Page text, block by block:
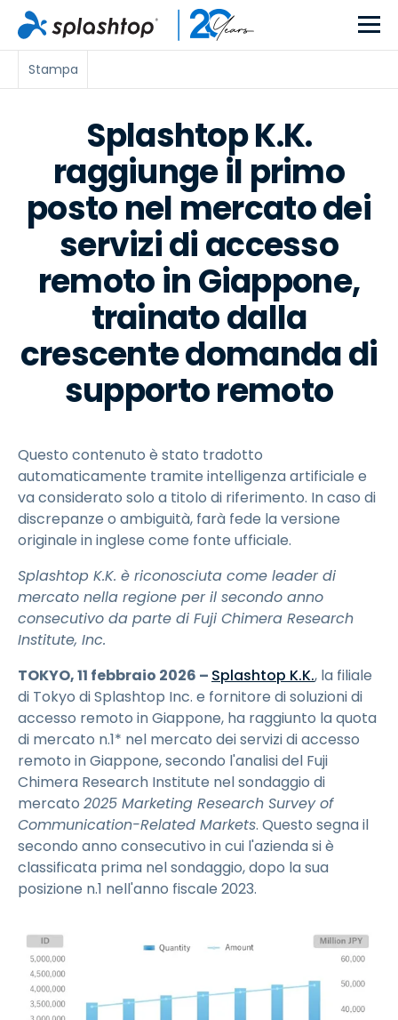
Stampa
Splashtop K.K.
raggiunge il primo
posto nel mercato dei
servizi di accesso
remoto in Giappone,
trainato dalla
crescente domanda di
supporto remoto
Questo contenuto è stato tradotto
automaticamente tramite intelligenza artificiale e
va considerato solo a titolo di riferimento. In caso di
discrepanze o ambiguità, farà fede la versione
originale in inglese come fonte ufficiale.
Splashtop K.K. è riconosciuta come leader di
mercato nella regione per il secondo anno
consecutivo da parte di Fuji Chimera Research
Institute, Inc.
TOKYO, 11 febbraio 2026 – Splashtop K.K., la filiale
di Tokyo di Splashtop Inc. e fornitore di soluzioni di
accesso remoto in Giappone, ha raggiunto la quota
di mercato n.1* nel mercato dei servizi di accesso
remoto in Giappone, secondo l'analisi del Fuji
Chimera Research Institute nel sondaggio di
mercato 2025 Marketing Research Survey of
Communication-Related Markets. Questo segna il
secondo anno consecutivo in cui l'azienda si è
classificata prima nel sondaggio, dopo la sua
posizione n.1 nell'anno fiscale 2023.